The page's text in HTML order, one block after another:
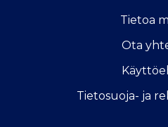
Tietoa
Ota
Tietosuoja- ja